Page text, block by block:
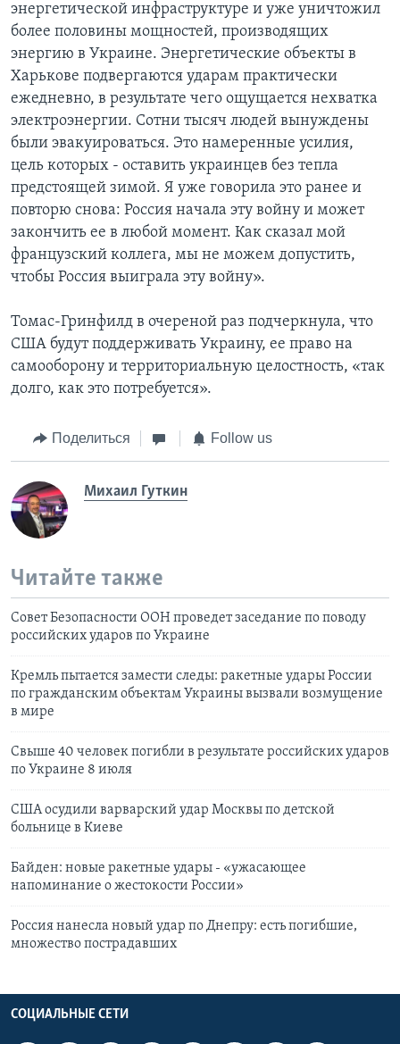
энергетической инфраструктуре и уже уничтожил
более половины мощностей, производящих
энергию в Украине. Энергетические объекты в
Харькове подвергаются ударам практически
ежедневно, в результате чего ощущается нехватка
электроэнергии. Сотни тысяч людей вынуждены
были эвакуироваться. Это намеренные усилия,
цель которых - оставить украинцев без тепла
предстоящей зимой. Я уже говорила это ранее и
повторю снова: Россия начала эту войну и может
закончить ее в любой момент. Как сказал мой
французский коллега, мы не можем допустить,
чтобы Россия выиграла эту войну».
Томас-Гринфилд в очереной раз подчеркнула, что
США будут поддерживать Украину, ее право на
самооборону и территориальную целостность, «так
долго, как это потребуется».
Поделиться Follow us
Михаил Гуткин
Читайте также
Совет Безопасности ООН проведет заседание по поводу
российских ударов по Украине
Кремль пытается замести следы: ракетные удары России
по гражданским объектам Украины вызвали возмущение
в мире
Свыше 40 человек погибли в результате российских ударов
по Украине 8 июля
США осудили варварский удар Москвы по детской
больнице в Киеве
Байден: новые ракетные удары - «ужасающее
напоминание о жестокости России»
Россия нанесла новый удар по Днепру: есть погибшие,
множество пострадавших
СОЦИАЛЬНЫЕ СЕТИ